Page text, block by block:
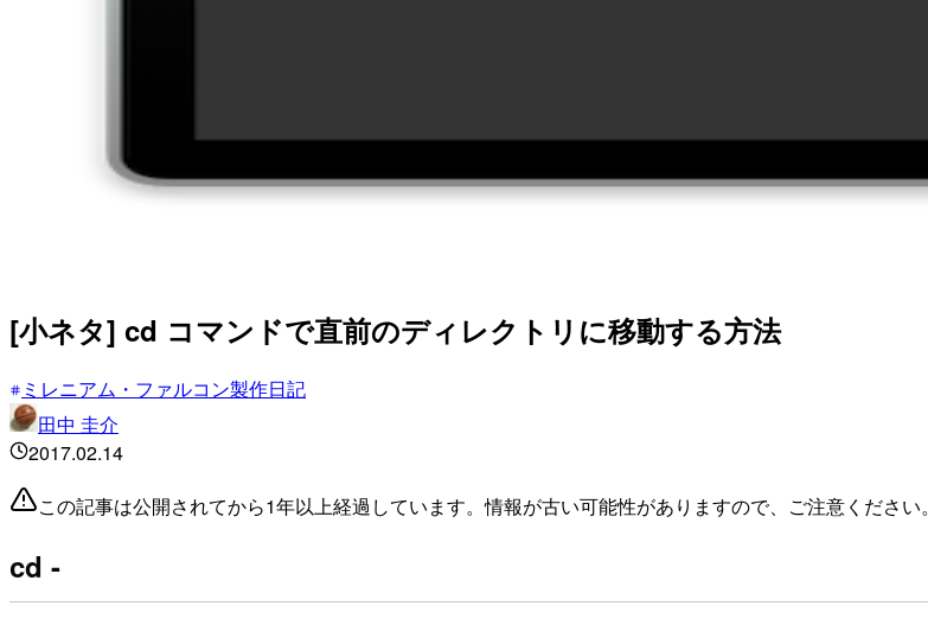
[小ネタ] cd コマンドで直前のディレクトリに移動する方法
ミレニアム・ファルコン製作日記
田中 圭介
2017.02.14
この記事は公開されてから1年以上経過しています。情報が古い可能性がありますので、ご注意ください。
cd -